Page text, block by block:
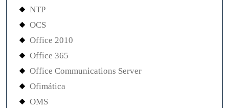
NTP
OCS
Office 2010
Office 365
Office Communications Server
Ofimática
OMS